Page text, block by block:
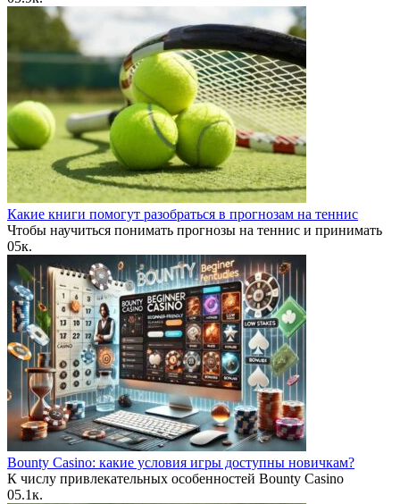
Какие книги помогут разобраться в прогнозам на теннис
Чтобы научиться понимать прогнозы на теннис и принимать
05к.
Bounty Casino: какие условия игры доступны новичкам?
К числу привлекательных особенностей Bounty Casino
05.1к.